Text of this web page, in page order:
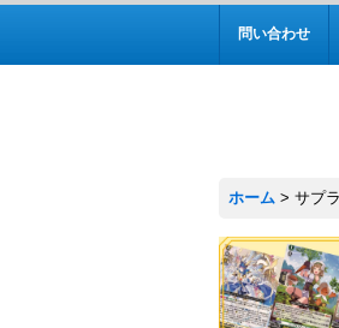
問い合わせ
ホーム > サプ